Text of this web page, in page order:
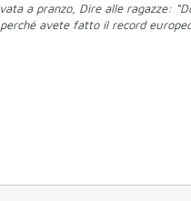
a pranzo, Dire alle ragazze:
avete fatto il record